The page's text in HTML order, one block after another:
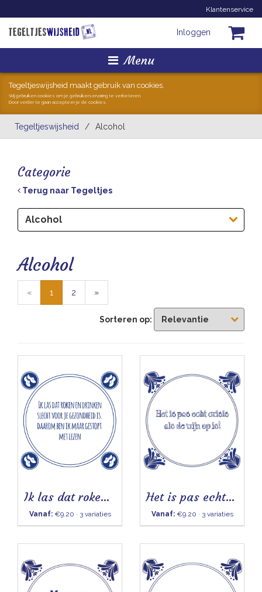
Klantenservice
Inloggen
Menu
Homepage
Tegeltjes
Geschenkjes
Tegeltjeswijsheid maakt gebruik van cookies.
Wij gebruiken cookies om je gebruikerservaring te verbeteren.
Door verder te gaan accepteer je de cookies.
Tegeltjeswijsheid / Alcohol
Categorie
Terug naar Tegeltjes
Alcohol
Alcohol
« 1 2 »
Sorteren op:
Ik las dat roken en drinken - Tegeltje
Vanaf:€9.20 · 3 variaties
Het is pas echt crisis
Vanaf:€9.20 · 3 variaties